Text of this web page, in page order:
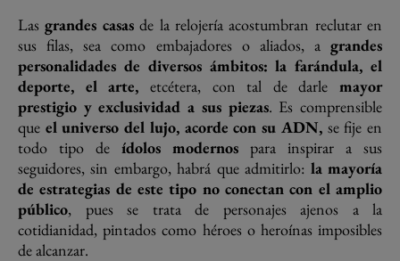
Las grandes casasde la relojería acostumbran reclutar en
sus filas, sea como embajadores o aliados, a grandes
personalidades de diversos ámbitos: la farándula, el
deporte, el arte, etcétera, con tal de darle mayor
prestigio y exclusividad a sus piezas. Es comprensible
que el universo del lujo, acorde con su ADN,se fije en
todo tipo de ídolos modernos para inspirar a sus
seguidores, sin embargo, habrá que admitirlo: la mayoría
de estrategias de este tipo no conectan con el amplio
público, pues se trata de personajes ajenos a la
cotidianidad, pintados como héroes o heroínas imposibles
de alcanzar.